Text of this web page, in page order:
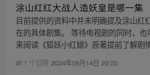
涂山红红大战人造妖皇是哪一集
目前提供的资料中并未明确提及涂山红
在的具体剧集。 等待电视剧的同时，
来阅读《狐妖小红娘》原著提前了解剧
1 个回答 2024年09月14日 20:20